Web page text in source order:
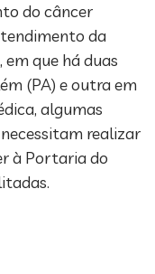
do câncer
da
que há duas
(PA) e outra em
algumas
realizar
à Portaria do